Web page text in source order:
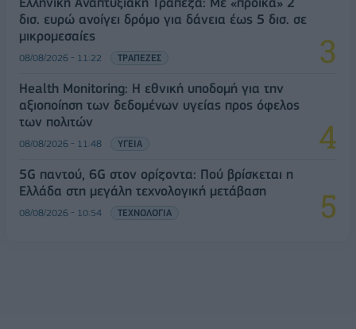
δισ. ευρώ ανοίγει δρόμο για δάνεια έως 5 δισ. σε
μικρομεσαίες
08/08/2026 - 11:22 ΤΡΑΠΕΖΕΣ
Health Monitoring: Η εθνική υποδομή για την
αξιοποίηση των δεδομένων υγείας προς όφελος
των πολιτών
08/08/2026 - 11:48 ΥΓΕΙΑ
5G παντού, 6G στον ορίζοντα: Πού βρίσκεται η
Ελλάδα στη μεγάλη τεχνολογική μετάβαση
08/08/2026 - 10:54 ΤΕΧΝΟΛΟΓΙΑ